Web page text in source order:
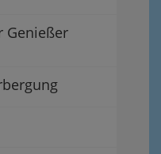
Genießer